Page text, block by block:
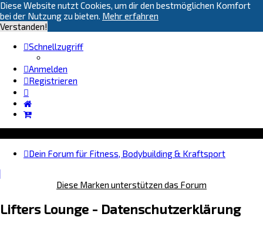
Diese Website nutzt Cookies, um dir den bestmöglichen Komfort
bei der Nutzung zu bieten. Mehr erfahren
Verstanden!
Schnellzugriff
Anmelden
Registrieren
Dein Forum für Fitness, Bodybuilding & Kraftsport
Diese Marken unterstützen das Forum
Lifters Lounge - Datenschutzerklärung